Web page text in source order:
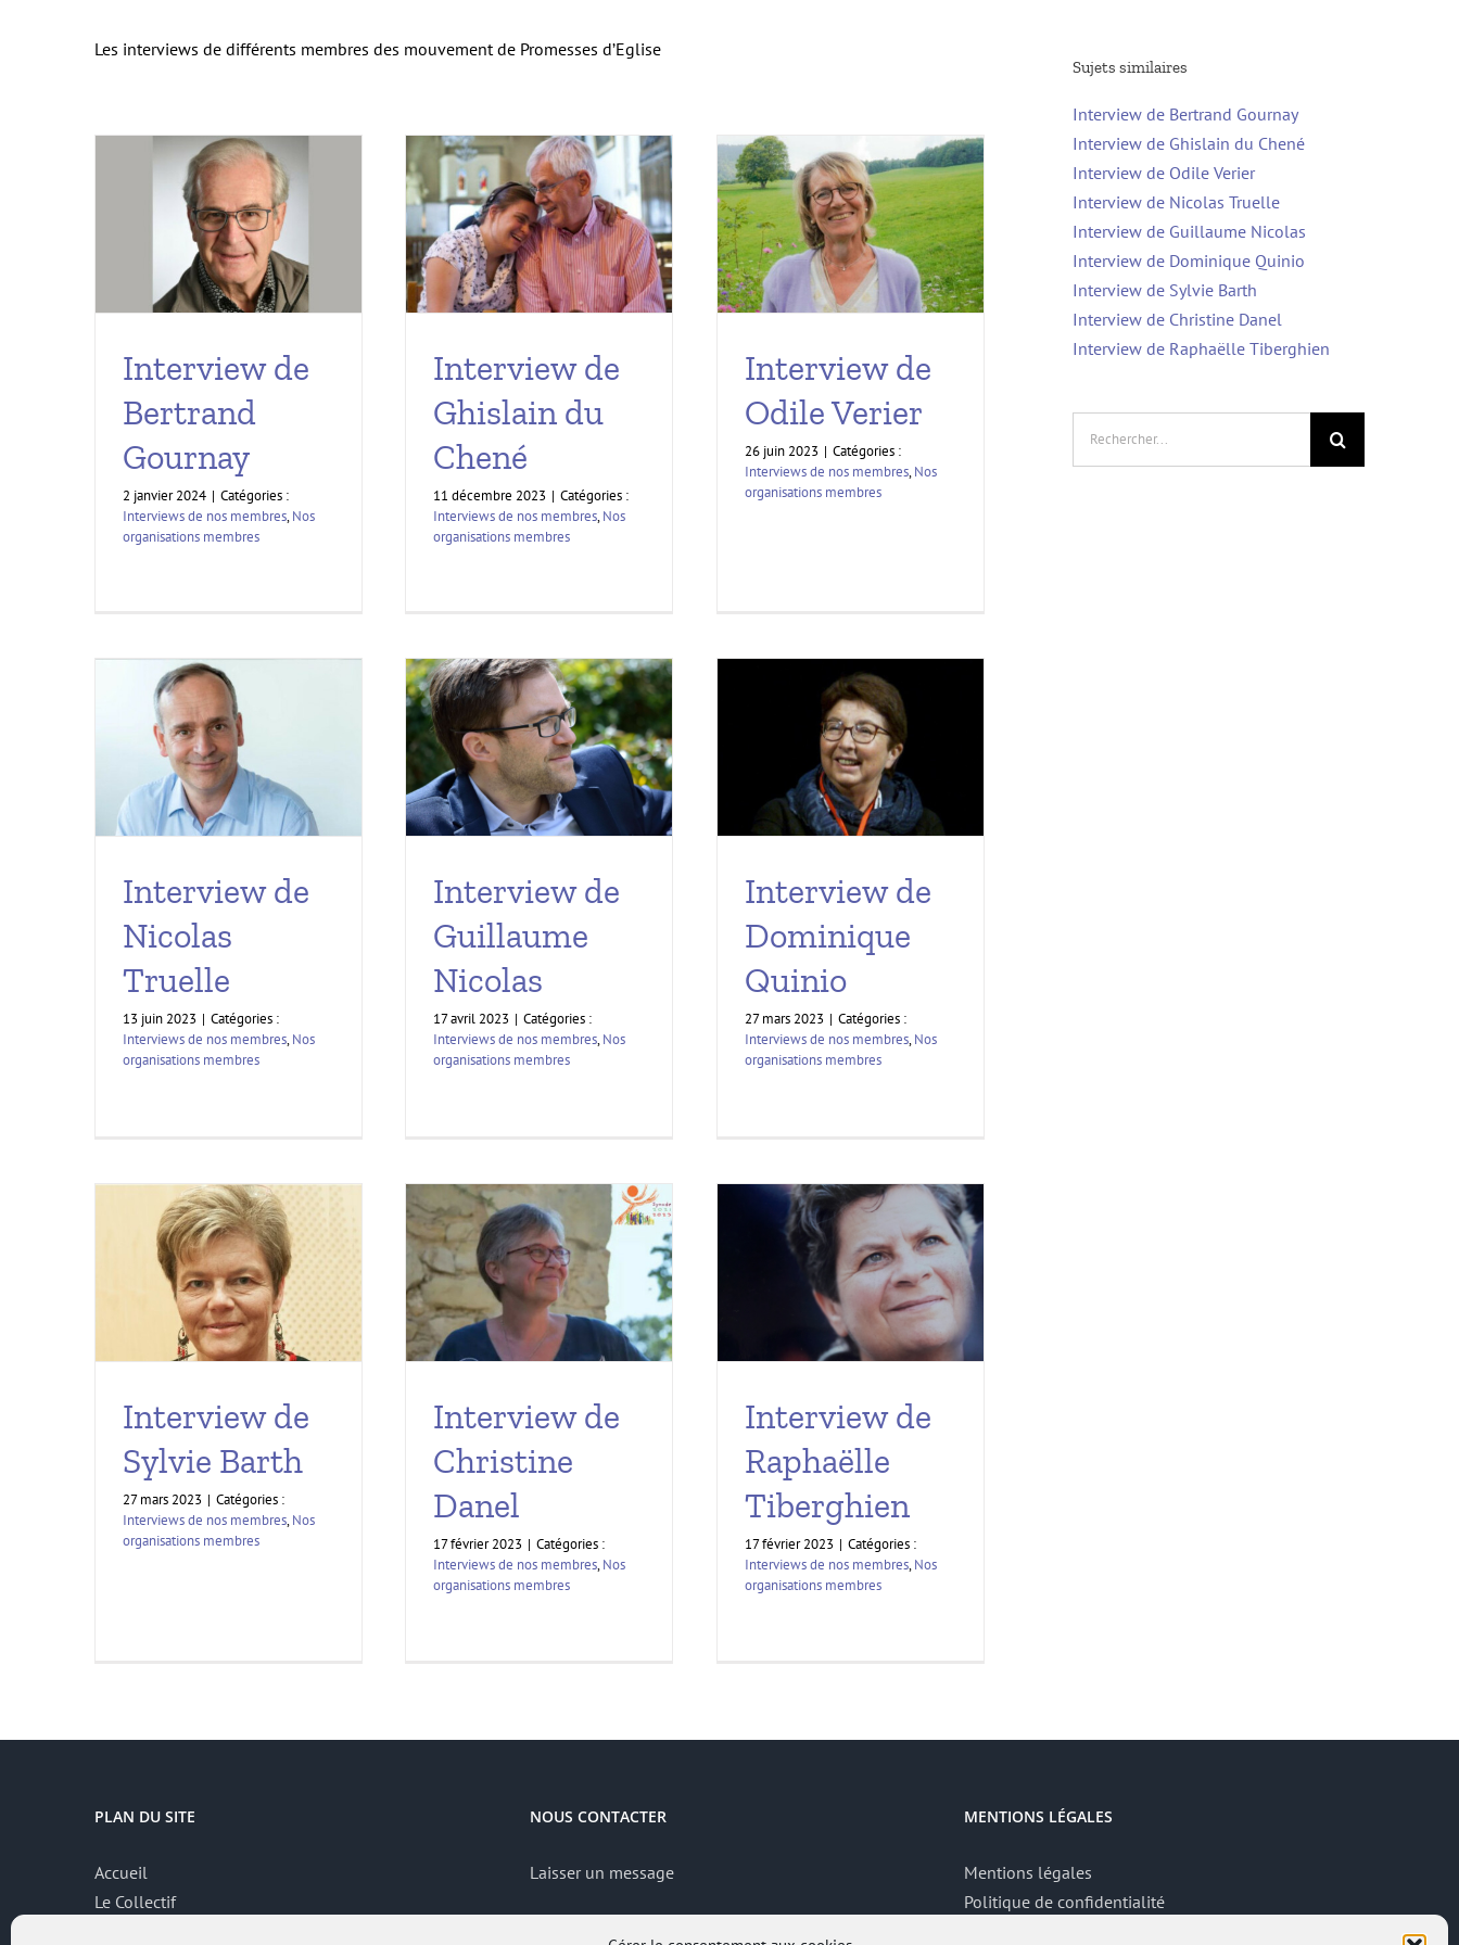
Les interviews de différents membres des mouvement de Promesses d’Eglise
Interview de
Bertrand
Gournay
2 janvier 2024 | Catégories :
Interviews de nos membres,Nos
organisations membres
Interview de
Ghislain du
Chené
11 décembre 2023 | Catégories :
Interviews de nos membres,Nos
organisations membres
Interview de
Odile Verier
26 juin 2023 | Catégories :
Interviews de nos membres,Nos
organisations membres
Interview de
Nicolas
Truelle
13 juin 2023 | Catégories :
Interviews de nos membres,Nos
organisations membres
Interview de
Guillaume
Nicolas
17 avril 2023 | Catégories :
Interviews de nos membres,Nos
organisations membres
Interview de
Dominique
Quinio
27 mars 2023 | Catégories :
Interviews de nos membres,Nos
organisations membres
Interview de
Sylvie Barth
27 mars 2023 | Catégories :
Interviews de nos membres,Nos
organisations membres
Interview de
Christine
Danel
17 février 2023 | Catégories :
Interviews de nos membres,Nos
organisations membres
Interview de
Raphaëlle
Tiberghien
17 février 2023 | Catégories :
Interviews de nos membres,Nos
organisations membres
Sujets similaires
Interview de Bertrand Gournay
Interview de Ghislain du Chené
Interview de Odile Verier
Interview de Nicolas Truelle
Interview de Guillaume Nicolas
Interview de Dominique Quinio
Interview de Sylvie Barth
Interview de Christine Danel
Interview de Raphaëlle Tiberghien
PLAN DU SITE
Accueil
Le Collectif
NOUS CONTACTER
Laisser un message
MENTIONS LÉGALES
Mentions légales
Politique de confidentialité